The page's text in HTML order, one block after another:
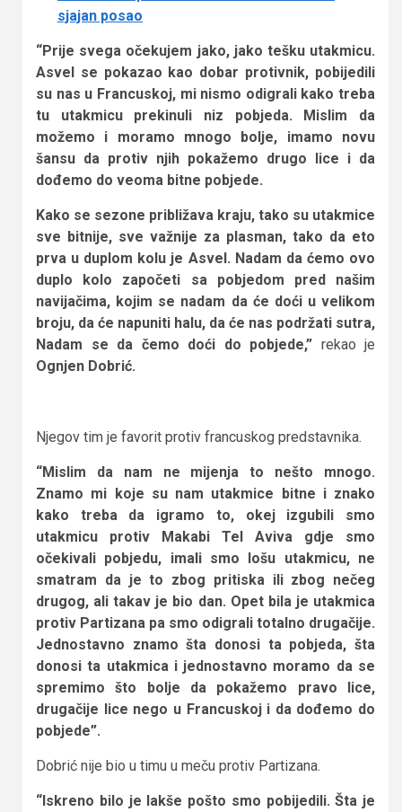
sjajan posao
“Prije svega očekujem jako, jako tešku utakmicu.
Asvel se pokazao kao dobar protivnik, pobijedili
su nas u Francuskoj, mi nismo odigrali kako treba
tu utakmicu prekinuli niz pobjeda. Mislim da
možemo i moramo mnogo bolje, imamo novu
šansu da protiv njih pokažemo drugo lice i da
dođemo do veoma bitne pobjede.
Kako se sezone približava kraju, tako su utakmice
sve bitnije, sve važnije za plasman, tako da eto
prva u duplom kolu je Asvel. Nadam da ćemo ovo
duplo kolo započeti sa pobjedom pred našim
navijačima, kojim se nadam da će doći u velikom
broju, da će napuniti halu, da će nas podržati sutra,
Nadam se da čemo doći do pobjede,” rekao je
Ognjen Dobrić.
Njegov tim je favorit protiv francuskog predstavnika.
“Mislim da nam ne mijenja to nešto mnogo.
Znamo mi koje su nam utakmice bitne i znako
kako treba da igramo to, okej izgubili smo
utakmicu protiv Makabi Tel Aviva gdje smo
očekivali pobjedu, imali smo lošu utakmicu, ne
smatram da je to zbog pritiska ili zbog nečeg
drugog, ali takav je bio dan. Opet bila je utakmica
protiv Partizana pa smo odigrali totalno drugačije.
Jednostavno znamo šta donosi ta pobjeda, šta
donosi ta utakmica i jednostavno moramo da se
spremimo što bolje da pokažemo pravo lice,
drugačije lice nego u Francuskoj i da dođemo do
pobjede”.
Dobrić nije bio u timu u meču protiv Partizana.
“Iskreno bilo je lakše pošto smo pobijedili. Šta je